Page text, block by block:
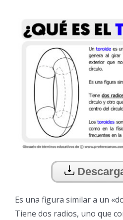
Es una figura similar a un
Tiene dos radios, uno que